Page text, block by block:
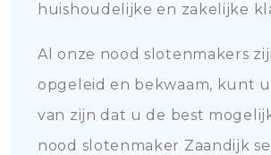
huishoudelijke en zakelijke
Al onze nood slotenmakers
opgeleid en bekwaam, kunt
van zijn dat u de best
nood slotenmaker Zaandijk